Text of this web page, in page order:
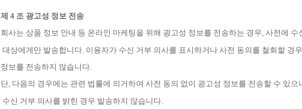
제 4 조 광고성 정보 전송
회사는 상품 정보 안내 등 온라인 마케팅을 위해 광고성 정보를 전송하는 경우, 사전에 수
대상에게만 발송합니다 이용자가 수신 거부 의사를 표시하거나 사전 동의를 철회할 경
정보를 전송하지 않습니다.
단, 다음의 경우에는 관련 법률에 의거하여 사전 동의 없이 광고성 정보를 전송할 수 있으
수신 거부 의사를 밝힌 경우 발송하지 않습니다